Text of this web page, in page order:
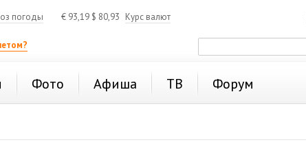
погоды € 93,19 $ 80,93 Курс валют
Фото Афиша ТВ Форум